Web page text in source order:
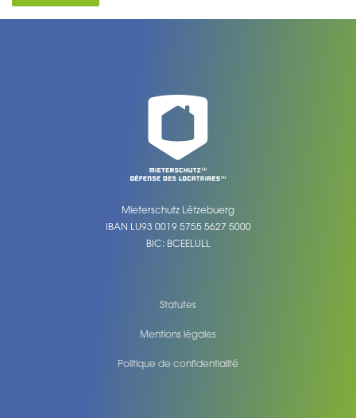
Mieterschutz Lëtzebuerg
IBAN LU93 0019 5755 5627 5000
BIC: BCEELULL
Statutes
Mentions légales
Politique de confidentialité